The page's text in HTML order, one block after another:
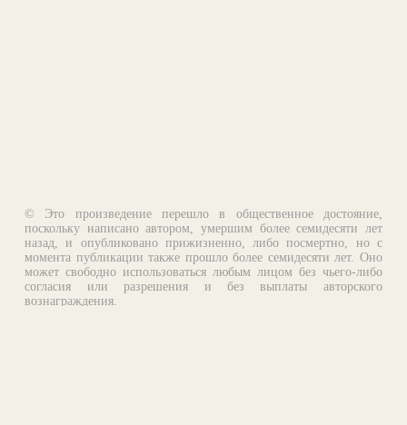
© Это произведение перешло в общественное достояние,
поскольку написано автором, умершим более семидесяти лет
назад, и опубликовано прижизненно, либо посмертно, но с
момента публикации также прошло более семидесяти лет. Оно
может свободно использоваться любым лицом без чьего-либо
согласия или разрешения и без выплаты авторского
вознаграждения.